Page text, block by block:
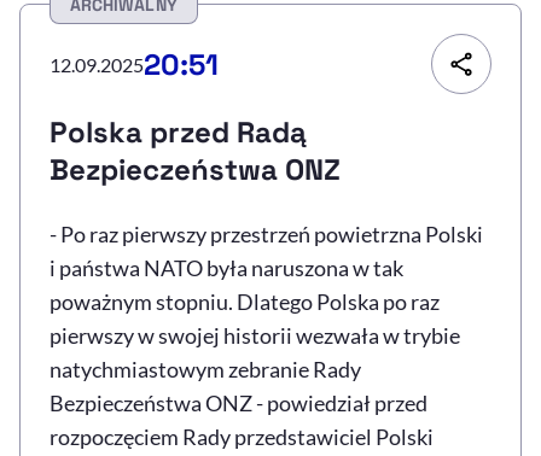
Sprawdź, jak i dlaczego zwiększamy dostępność , otwiera się w nowym
Deklaracja dostępności, otwiera się w nowym oknie
Zgłoś problem
ARCHIWALNY
12.09.202520:51
Polska przed Radą
Bezpieczeństwa ONZ
- Po raz pierwszy przestrzeń powietrzna Polski
i państwa NATO była naruszona w tak
poważnym stopniu. Dlatego Polska po raz
pierwszy w swojej historii wezwała w trybie
natychmiastowym zebranie Rady
Bezpieczeństwa ONZ - powiedział przed
rozpoczęciem Rady przedstawiciel Polski